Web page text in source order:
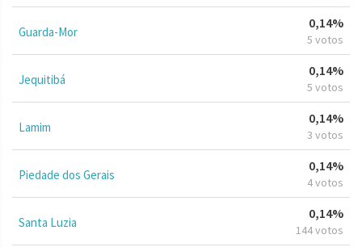
Guarda-Mor
0,14%
5 votos
Jequitibá
0,14%
5 votos
Lamim
0,14%
3 votos
Piedade dos Gerais
0,14%
4 votos
Santa Luzia
0,14%
144 votos